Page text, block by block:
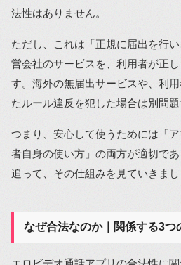
法性はありません。
ただし、これは「正規に届出を行
営会社のサービスを、利用者が正
す。海外の無届出サービスや、利
たルール違反を犯した場合は別問題
つまり、安心して使うためには「
者自身の使い方」の両方が適切で
追って、その仕組みを見ていきまし
なぜ合法なのか｜関係する3つ